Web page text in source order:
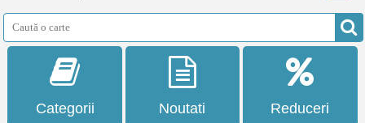
Categorii Noutati Reduceri